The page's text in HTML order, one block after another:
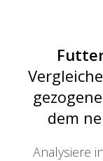
dem
Analysiere